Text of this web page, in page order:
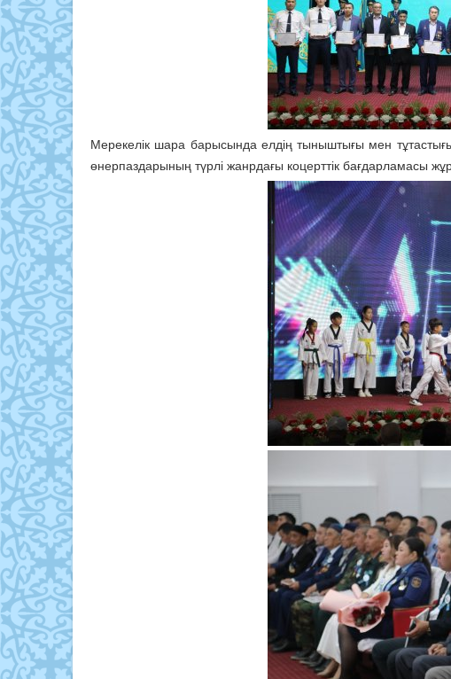
Мерекелік шара барысында елдің тыныштығы мен
өнерпаздарының түрлі жанрдағы коцерттік бағдарламасы